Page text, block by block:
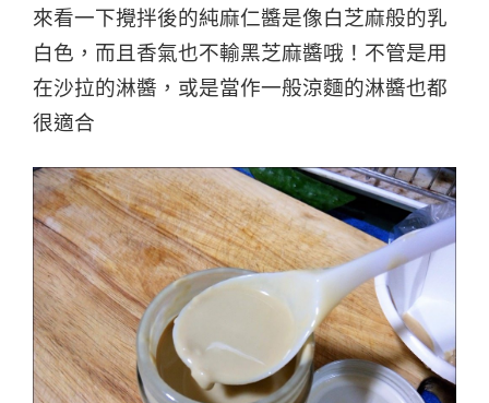
來看一下攪拌後的純麻仁醬是像白芝麻般的乳
白色，而且香氣也不輸黑芝麻醬哦！ 不管是用
在沙拉的淋醬，或是當作一般涼麵的淋醬也都
很適合